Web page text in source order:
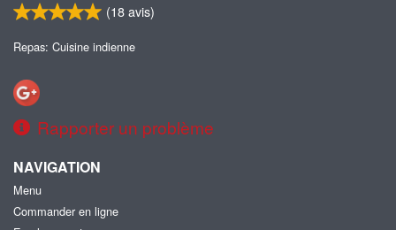
(18avis)
Repas: Cuisine indienne
Rapporter un problème
NAVIGATION
Menu
Commander en ligne